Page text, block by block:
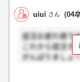
どうでしょうか！
uiui さん (04
就活お疲れ様で
これから就活す
がんばりましょ